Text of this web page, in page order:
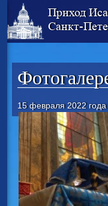
Приход
Санкт-
15 февраля 2022 года